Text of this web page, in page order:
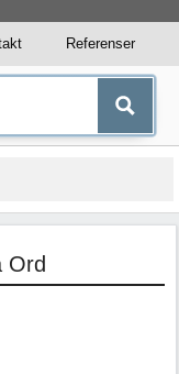
Referenser
Ord